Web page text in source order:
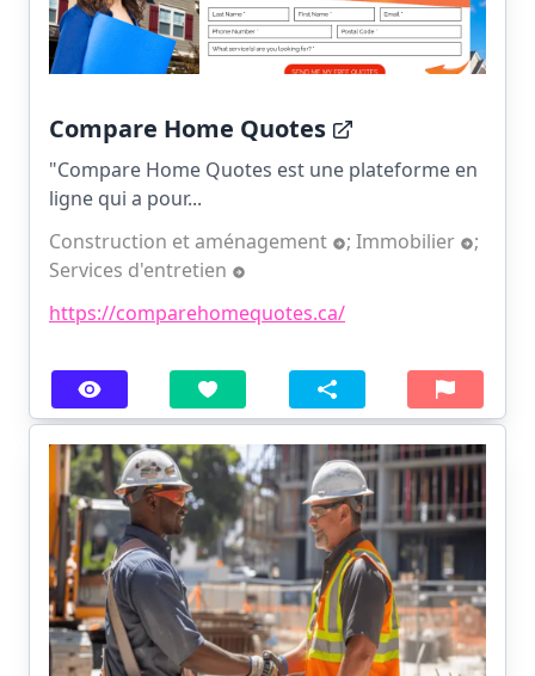
Compare Home Quotes
"Compare Home Quotes est une plateforme en
ligne qui a pour...
Construction et aménagement
; Immobilier
;
Services d'entretien
https://comparehomequotes.ca/